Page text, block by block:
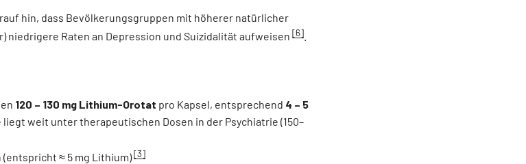
hin, dass Bevölkerungsgruppen mit höherer natürlicher
niedrigere Raten an Depression und Suizidalität aufweisen [6]
120 – 130 mg Lithium-Orotat pro Kapsel, entsprechend 4 – 5
liegt weit unter therapeutischen Dosen in der Psychiatrie (150–
(entspricht ≈ 5 mg Lithium)[3]